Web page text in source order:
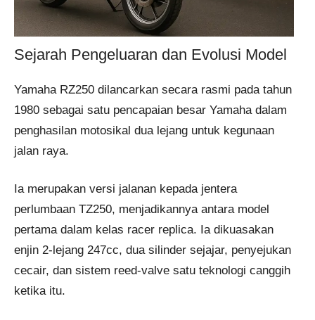
Sejarah Pengeluaran dan Evolusi Model
Yamaha RZ250 dilancarkan secara rasmi pada tahun
1980 sebagai satu pencapaian besar Yamaha dalam
penghasilan motosikal dua lejang untuk kegunaan
jalan raya.
Ia merupakan versi jalanan kepada jentera
perlumbaan TZ250, menjadikannya antara model
pertama dalam kelas racer replica. Ia dikuasakan
enjin 2-lejang 247cc, dua silinder sejajar, penyejukan
cecair, dan sistem reed-valve satu teknologi canggih
ketika itu.